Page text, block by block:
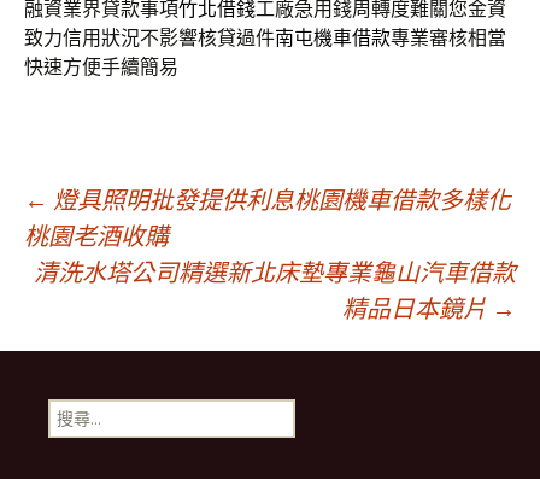
融資業界貸款事項竹北借錢工廠急用錢周轉度難關您金資
致力信用狀況不影響核貸過件南屯機車借款專業審核相當
快速方便手續簡易
文
章
導
航
← 燈具照明批發提供利息桃園機車借款多樣化
桃園老酒收購
清洗水塔公司精選新北床墊專業龜山汽車借款
精品日本鏡片 →
搜
尋